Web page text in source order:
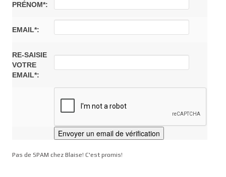
PRÉNOM*:
EMAIL*:
RE-SAISIE
VOTRE
EMAIL*:
Pas de SPAM chez Blaise! C'est promis!